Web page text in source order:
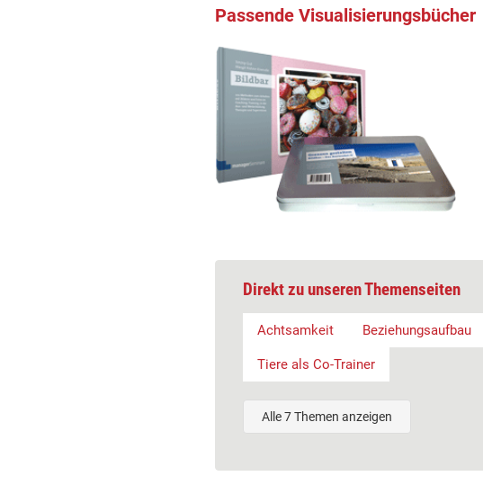
Passende Visualisierungsbücher
Direkt zu unseren Themenseiten
Achtsamkeit Beziehungsaufbau
Tiere als Co-Trainer
Alle 7 Themen anzeigen